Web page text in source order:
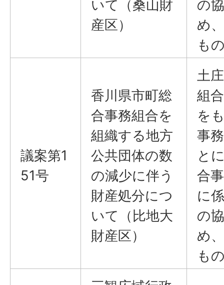
いて（桑山財
産区）
の
め
も
議案第1
51号
香川県市町総
合事務組合を
組織する地方
公共団体の数
の減少に伴う
財産処分につ
いて（比地大
財産区）
土
組
を
事
と
合
に
の
め
も